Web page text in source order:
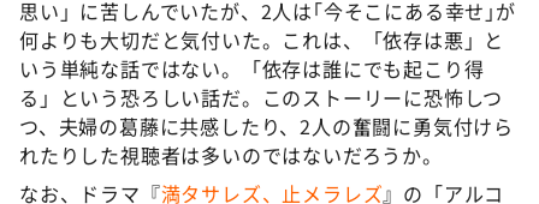
思い」に苦しんでいたが、2人は｢今そこにある幸せ｣が
何よりも大切だと気付いた。これは、「依存は悪」と
いう単純な話ではない。「依存は誰にでも起こり得
る」という恐ろしい話だ。このストーリーに恐怖しつ
つ、夫婦の葛藤に共感したり、2人の奮闘に勇気付けら
れたりした視聴者は多いのではないだろうか。
なお、ドラマ『満タサレズ、止メラレズ』の「アルコ